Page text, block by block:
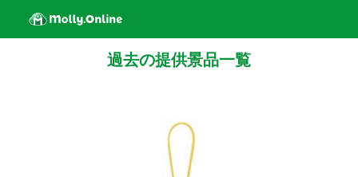
過去の提供景品一覧